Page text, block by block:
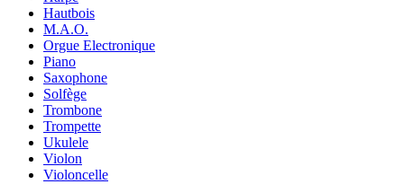
Hautbois
M.A.O.
Orgue Electronique
Piano
Saxophone
Solfège
Trombone
Trompette
Ukulele
Violon
Violoncelle